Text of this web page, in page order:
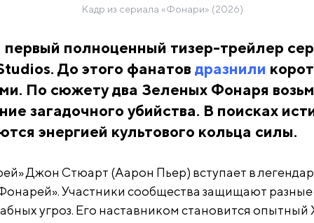
Кадр из сериала «Фонари» (2026)
первый полноценный тизер-трейлер
До этого фанатов дразнили
По сюжету два Зеленых Фонаря
загадочного убийства. В поисках
энергией культового кольца силы.
Джон Стюарт (Аарон Пьер) вступает в
Участники сообщества защищают разные
угроз. Его наставником становится опытный